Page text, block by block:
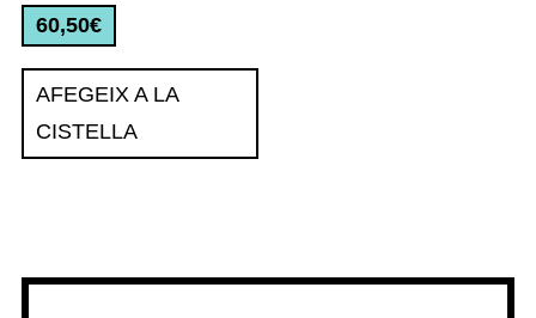
60,50€
AFEGEIX A LA
CISTELLA